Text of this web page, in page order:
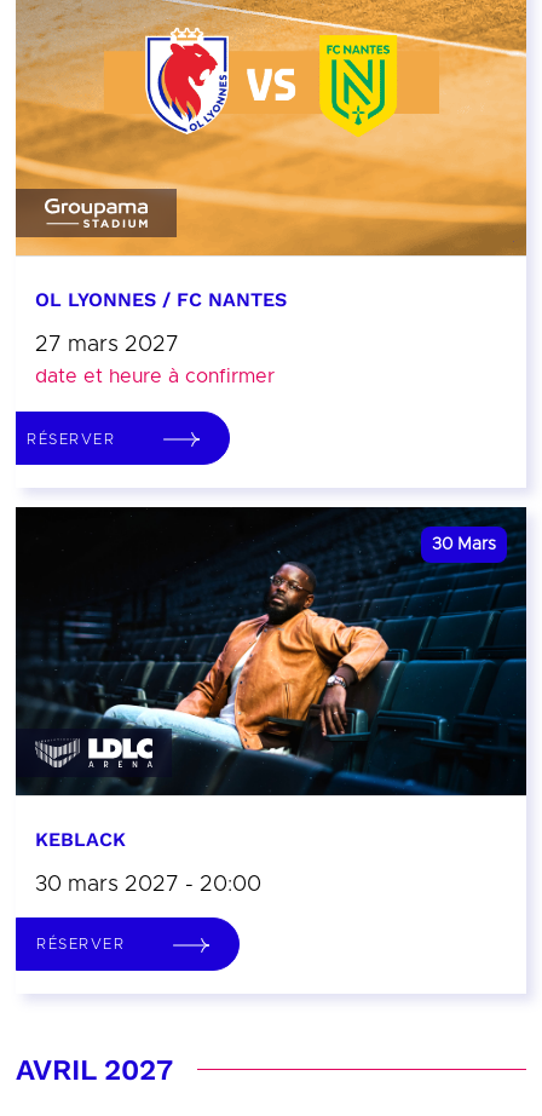
OL LYONNES / FC NANTES
27 mars 2027
date et heure à confirmer
RÉSERVER
30 Mars
KEBLACK
30 mars 2027 - 20:00
RÉSERVER
AVRIL 2027